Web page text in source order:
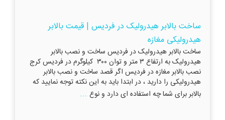
ساخت بالابر هیدرولیک در فردیس | قیمت بالابر
هیدرولیکی مغازه
ساخت بالابر هیدرولیک در فردیس ساخت و نصب بالابر
هیدرولیک به ارتفاع ۳ متر و توان ۳۰۰ کیلوگرم در فردیس کرج
نصب بالابر مغازه در فردیس اگر قصد ساخت و نصب بالابر
هیدرولیکی را دارید ، در ابتدا باید به این نکته توجه نمایید که
بالابر برای شما چه استفاده ای دارد و نوع ...